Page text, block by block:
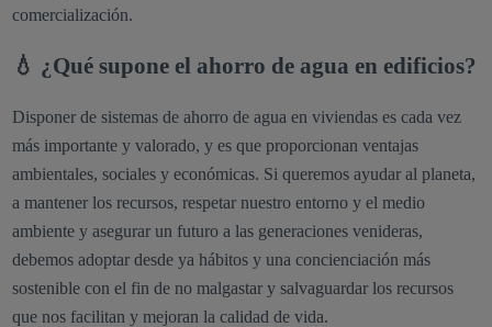
comercialización.
💧 ¿Qué supone el ahorro de agua en edificios?
Disponer de sistemas de ahorro de agua en viviendas es cada vez
más importante y valorado, y es que proporcionan ventajas
ambientales, sociales y económicas. Si queremos ayudar al planeta,
a mantener los recursos, respetar nuestro entorno y el medio
ambiente y asegurar un futuro a las generaciones venideras,
debemos adoptar desde ya hábitos y una concienciación más
sostenible con el fin de no malgastar y salvaguardar los recursos
que nos facilitan y mejoran la calidad de vida.